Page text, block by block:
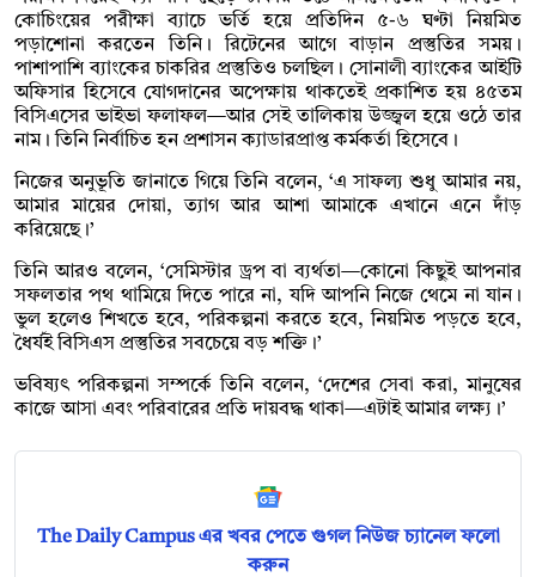
কোচিংয়ের পরীক্ষা ব্যাচে ভর্তি হয়ে প্রতিদিন ৫-৬ ঘণ্টা নিয়মিত
পড়াশোনা করতেন তিনি। রিটেনের আগে বাড়ান প্রস্তুতির সময়।
পাশাপাশি ব্যাংকের চাকরির প্রস্তুতিও চলছিল। সোনালী ব্যাংকের আইটি
অফিসার হিসেবে যোগদানের অপেক্ষায় থাকতেই প্রকাশিত হয় ৪৫তম
বিসিএসের ভাইভা ফলাফল—আর সেই তালিকায় উজ্জ্বল হয়ে ওঠে তার
নাম। তিনি নির্বাচিত হন প্রশাসন ক্যাডারপ্রাপ্ত কর্মকর্তা হিসেবে।
নিজের অনুভূতি জানাতে গিয়ে তিনি বলেন, ‘এ সাফল্য শুধু আমার নয়,
আমার মায়ের দোয়া, ত্যাগ আর আশা আমাকে এখানে এনে দাঁড়
করিয়েছে।’
তিনি আরও বলেন, ‘সেমিস্টার ড্রপ বা ব্যর্থতা—কোনো কিছুই আপনার
সফলতার পথ থামিয়ে দিতে পারে না, যদি আপনি নিজে থেমে না যান।
ভুল হলেও শিখতে হবে, পরিকল্পনা করতে হবে, নিয়মিত পড়তে হবে,
ধৈর্যই বিসিএস প্রস্তুতির সবচেয়ে বড় শক্তি।’
ভবিষ্যৎ পরিকল্পনা সম্পর্কে তিনি বলেন, ‘দেশের সেবা করা, মানুষের
কাজে আসা এবং পরিবারের প্রতি দায়বদ্ধ থাকা—এটাই আমার লক্ষ্য।’
The Daily Campus এর খবর পেতে গুগল নিউজ চ্যানেল ফলো
করুন